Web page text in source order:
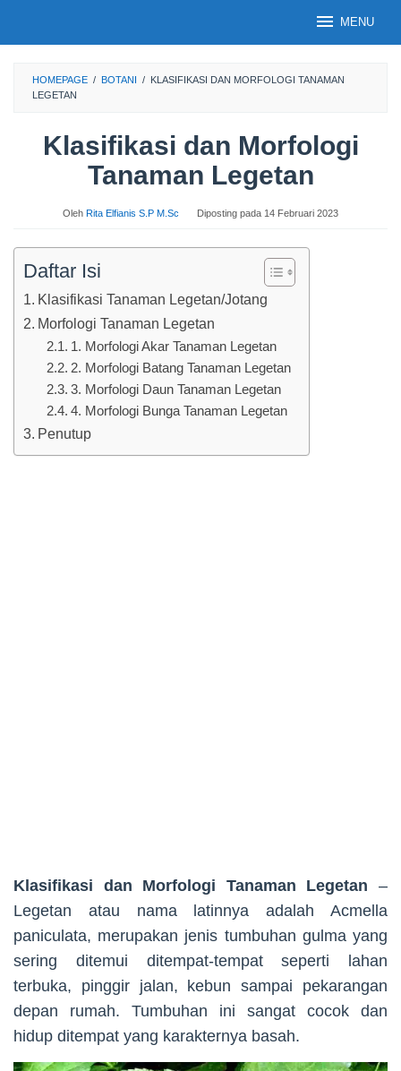
MENU
HOMEPAGE / BOTANI / KLASIFIKASI DAN MORFOLOGI TANAMAN
LEGETAN
Klasifikasi dan Morfologi
Tanaman Legetan
Oleh Rita Elfianis S.P M.Sc Diposting pada 14 Februari 2023
Daftar Isi
Klasifikasi Tanaman Legetan/Jotang
Morfologi Tanaman Legetan
1. Morfologi Akar Tanaman Legetan
2. Morfologi Batang Tanaman Legetan
3. Morfologi Daun Tanaman Legetan
4. Morfologi Bunga Tanaman Legetan
Penutup
Klasifikasi dan Morfologi Tanaman Legetan –
Legetan atau nama latinnya adalah Acmella
paniculata, merupakan jenis tumbuhan gulma yang
sering ditemui ditempat-tempat seperti lahan
terbuka, pinggir jalan, kebun sampai pekarangan
depan rumah. Tumbuhan ini sangat cocok dan
hidup ditempat yang karakternya basah.